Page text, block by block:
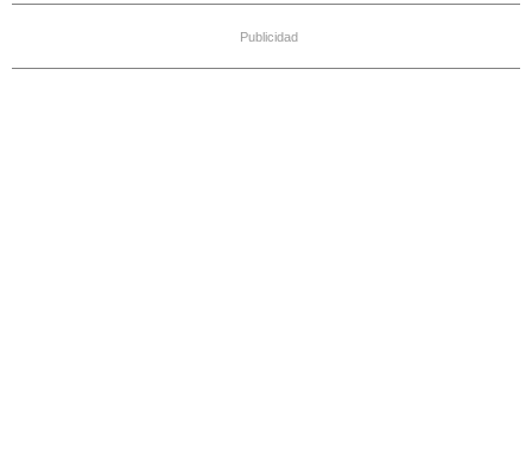
Publicidad